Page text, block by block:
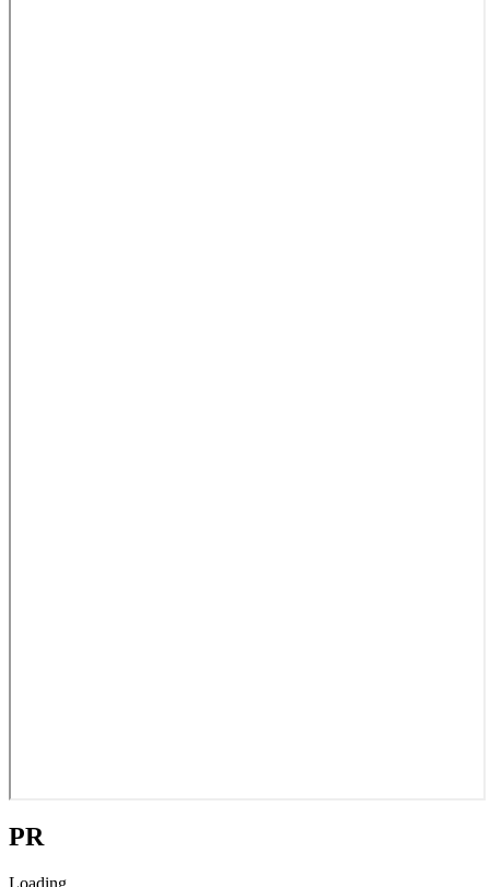
PR
Loading...